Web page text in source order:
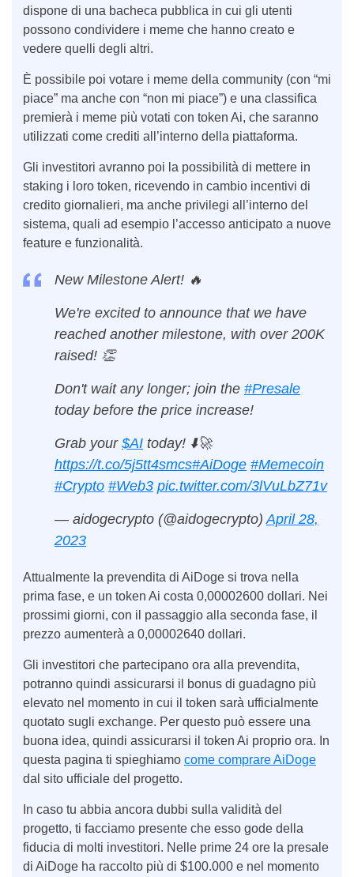
dispone di una bacheca pubblica in cui gli utenti
possono condividere i meme che hanno creato e
vedere quelli degli altri.
È possibile poi votare i meme della community (con “mi
piace” ma anche con “non mi piace”) e una classifica
premierà i meme più votati con token Ai, che saranno
utilizzati come crediti all’interno della piattaforma.
Gli investitori avranno poi la possibilità di mettere in
staking i loro token, ricevendo in cambio incentivi di
credito giornalieri, ma anche privilegi all’interno del
sistema, quali ad esempio l’accesso anticipato a nuove
feature e funzionalità.
New Milestone Alert! 🔥
We're excited to announce that we have
reached another milestone, with over 200K
raised! 👏
Don't wait any longer; join the #Presale
today before the price increase!
Grab your $AI today! ⬇️🚀
https://t.co/5j5tt4smcs#AiDoge #Memecoin
#Crypto #Web3 pic.twitter.com/3lVuLbZ71v
— aidogecrypto (@aidogecrypto)April 28,
2023
Attualmente la prevendita di AiDoge si trova nella
prima fase, e un token Ai costa 0,00002600 dollari. Nei
prossimi giorni, con il passaggio alla seconda fase, il
prezzo aumenterà a 0,00002640 dollari.
Gli investitori che partecipano ora alla prevendita,
potranno quindi assicurarsi il bonus di guadagno più
elevato nel momento in cui il token sarà ufficialmente
quotato sugli exchange. Per questo può essere una
buona idea, quindi assicurarsi il token Ai proprio ora. In
questa pagina ti spieghiamo come comprare AiDoge
dal sito ufficiale del progetto.
In caso tu abbia ancora dubbi sulla validità del
progetto, ti facciamo presente che esso gode della
fiducia di molti investitori. Nelle prime 24 ore la presale
di AiDoge ha raccolto più di $100.000 e nel momento